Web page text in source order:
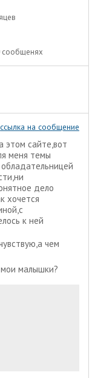
сообщенях
ссылка на сообщение
этом сайте,вот
меня темы
дело
хочется
к ней
чем
малышки?